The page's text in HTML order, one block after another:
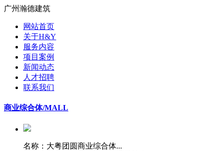
广州瀚德建筑
网站首页
关于H&Y
服务内容
项目案例
新闻动态
人才招聘
联系我们
商业综合体/MALL
名称：大粤团圆商业综合体...